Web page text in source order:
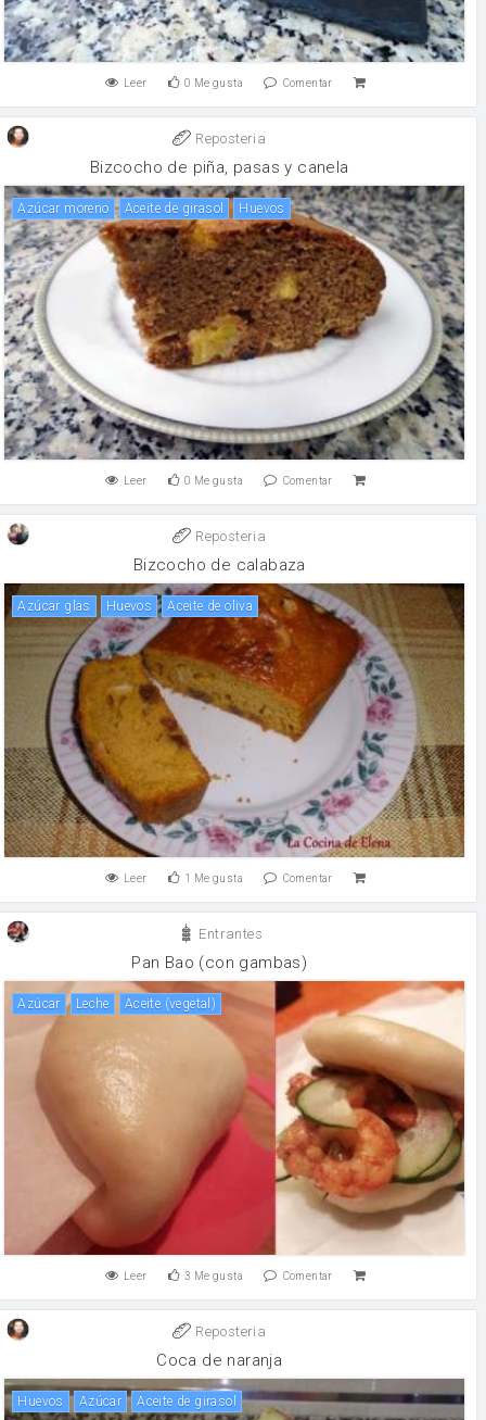
Leer 0 Me gusta Comentar
Reposteria
Bizcocho de piña, pasas y canela
Azúcar moreno aceite de girasol huevos
Leer 0 Me gusta Comentar
Reposteria
Bizcocho de calabaza
azúcar glas huevos aceite de oliva
Leer 1 Me gusta Comentar
Entrantes
Pan Bao (con gambas)
Azúcar leche aceite (vegetal)
Leer 3 Me gusta Comentar
Reposteria
Coca de naranja
huevos Azúcar aceite de girasol